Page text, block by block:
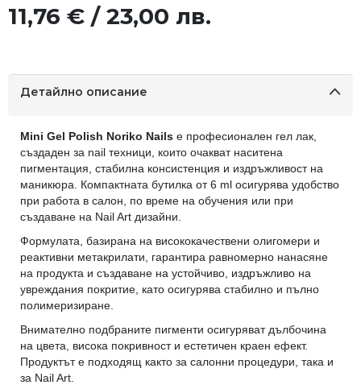
11,76 € / 23,00 лв.
Детайлно описание
Mini Gel Polish Noriko Nails е професионален гел лак,
създаден за nail техници, които очакват наситена
пигментация, стабилна консистенция и издръжливост на
маникюра. Компактната бутилка от 6 ml осигурява удобство
при работа в салон, по време на обучения или при
създаване на Nail Art дизайни.
Формулата, базирана на висококачествени олигомери и
реактивни метакрилати, гарантира равномерно нанасяне
на продукта и създаване на устойчиво, издръжливо на
увреждания покритие, като осигурява стабилно и пълно
полимеризиране.
Внимателно подбраните пигменти осигуряват дълбочина
на цвета, висока покривност и естетичен краен ефект.
Продуктът е подходящ както за салонни процедури, така и
за Nail Art.